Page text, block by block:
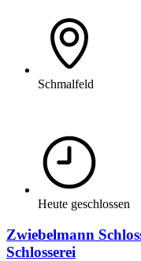
Schmalfeld
Heute geschlossen
Zwiebelmann
Schlosserei